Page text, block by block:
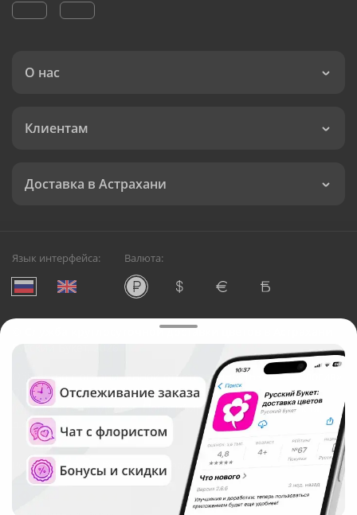
О нас
Клиентам
Доставка в Астрахани
Язык интерфейса: Валюта:
Служба круглосуточной доставки цветов в Астрахани
Русский Букет, 2026
Общество с ограниченной ответственностью «Технология»
ОГРН: 1195476081745, ИНН: 5410081997
Юридический адрес: г. Новосибирск, ул. Ипподромская,
д.42, оф. 3
Рейтинг Русского букета в г. Астрахань